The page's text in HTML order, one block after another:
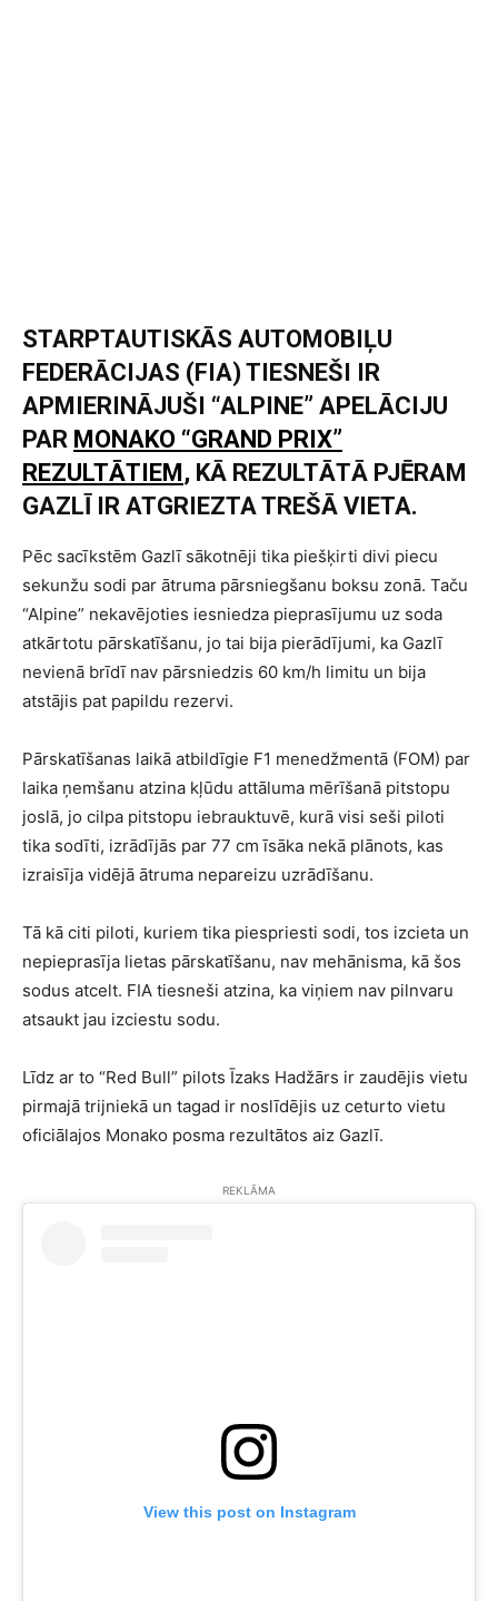
STARPTAUTISKĀS AUTOMOBIĻU
FEDERĀCIJAS (FIA) TIESNEŠI IR
APMIERINĀJUŠI “ALPINE” APELĀCIJU
PAR MONAKO “GRAND PRIX”
REZULTĀTIEM , KĀ REZULTĀTĀ PJĒRAM
GAZLĪ IR ATGRIEZTA TREŠĀ VIETA.
Pēc sacīkstēm Gazlī sākotnēji tika piešķirti divi piecu
sekunžu sodi par ātruma pārsniegšanu boksu zonā. Taču
“Alpine” nekavējoties iesniedza pieprasījumu uz soda
atkārtotu pārskatīšanu, jo tai bija pierādījumi, ka Gazlī
nevienā brīdī nav pārsniedzis 60 km/h limitu un bija
atstājis pat papildu rezervi.
Pārskatīšanas laikā atbildīgie F1 menedžmentā (FOM) par
laika ņemšanu atzina kļūdu attāluma mērīšanā pitstopu
joslā, jo cilpa pitstopu iebrauktuvē, kurā visi seši piloti
tika sodīti, izrādījās par 77 cm īsāka nekā plānots, kas
izraisīja vidējā ātruma nepareizu uzrādīšanu.
Tā kā citi piloti, kuriem tika piespriesti sodi, tos izcieta un
nepieprasīja lietas pārskatīšanu, nav mehānisma, kā šos
sodus atcelt. FIA tiesneši atzina, ka viņiem nav pilnvaru
atsaukt jau izciestu sodu.
Līdz ar to “Red Bull” pilots Īzaks Hadžārs ir zaudējis vietu
pirmajā trijniekā un tagad ir noslīdējis uz ceturto vietu
oficiālajos Monako posma rezultātos aiz Gazlī.
REKLĀMA
View this post on Instagram